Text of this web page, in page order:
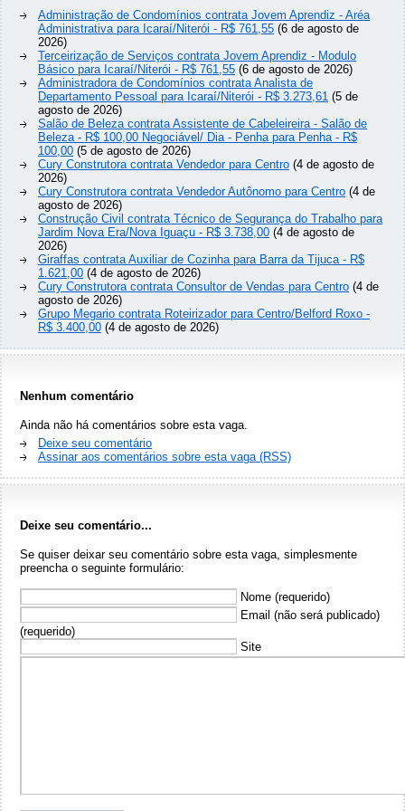
Administração de Condomínios contrata Jovem Aprendiz - Aréa
Administrativa para Icaraí/Niterói - R$ 761,55 (6 de agosto de
2026)
Terceirização de Serviços contrata Jovem Aprendiz - Modulo
Básico para Icaraí/Niterói - R$ 761,55 (6 de agosto de 2026)
Administradora de Condomínios contrata Analista de
Departamento Pessoal para Icaraí/Niterói - R$ 3.273,61 (5 de
agosto de 2026)
Salão de Beleza contrata Assistente de Cabeleireira - Salão de
Beleza - R$ 100,00 Negociável/ Dia - Penha para Penha - R$
100,00 (5 de agosto de 2026)
Cury Construtora contrata Vendedor para Centro (4 de agosto de
2026)
Cury Construtora contrata Vendedor Autônomo para Centro (4 de
agosto de 2026)
Construção Civil contrata Técnico de Segurança do Trabalho para
Jardim Nova Era/Nova Iguaçu - R$ 3.738,00 (4 de agosto de
2026)
Giraffas contrata Auxiliar de Cozinha para Barra da Tijuca - R$
1.621,00 (4 de agosto de 2026)
Cury Construtora contrata Consultor de Vendas para Centro (4 de
agosto de 2026)
Grupo Megario contrata Roteirizador para Centro/Belford Roxo -
R$ 3.400,00 (4 de agosto de 2026)
Nenhum comentário
Ainda não há comentários sobre esta vaga.
Deixe seu comentário
Assinar aos comentários sobre esta vaga (RSS)
Deixe seu comentário...
Se quiser deixar seu comentário sobre esta vaga, simplesmente
preencha o seguinte formulário:
Nome (requerido)
Email (não será publicado)
(requerido)
Site